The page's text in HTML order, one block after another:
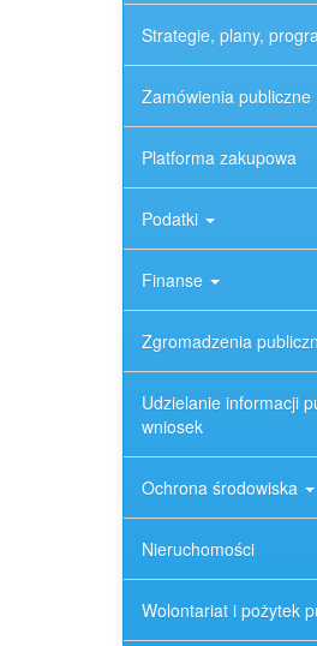
Strategie, plany,
Zamówienia publiczne
Platforma zakupowa
Podatki
Finanse
Zgromadzenia
Udzielanie informacji
wniosek
Ochrona środowiska
Nieruchomości
Wolontariat i pożytek